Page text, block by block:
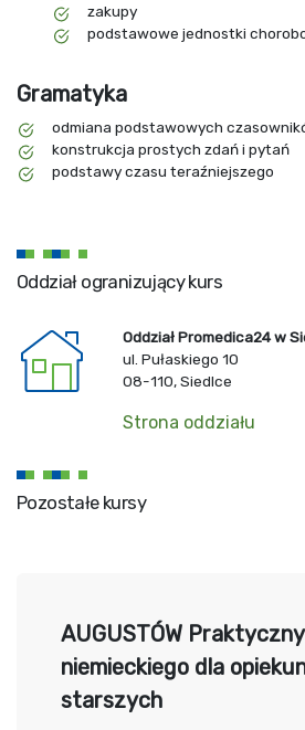
zakupy
podstawowe jednostki
Gramatyka
odmiana podstawowych
konstrukcja prostych zdań i pytań
podstawy czasu teraźniejszego
Oddział ogranizujący kurs
Oddział Promedica24 w
ul. Pułaskiego 10
08-110, Siedlce
Strona oddziału
Pozostałe kursy
AUGUSTÓW
niemieckiego dla
starszych